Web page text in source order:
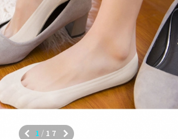
1 / 17